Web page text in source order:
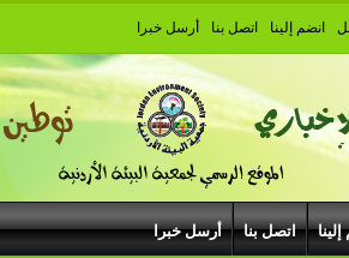
انضم إلينا اتصل بنا أرسل خبرا
اتصل بنا أرسل خبرا